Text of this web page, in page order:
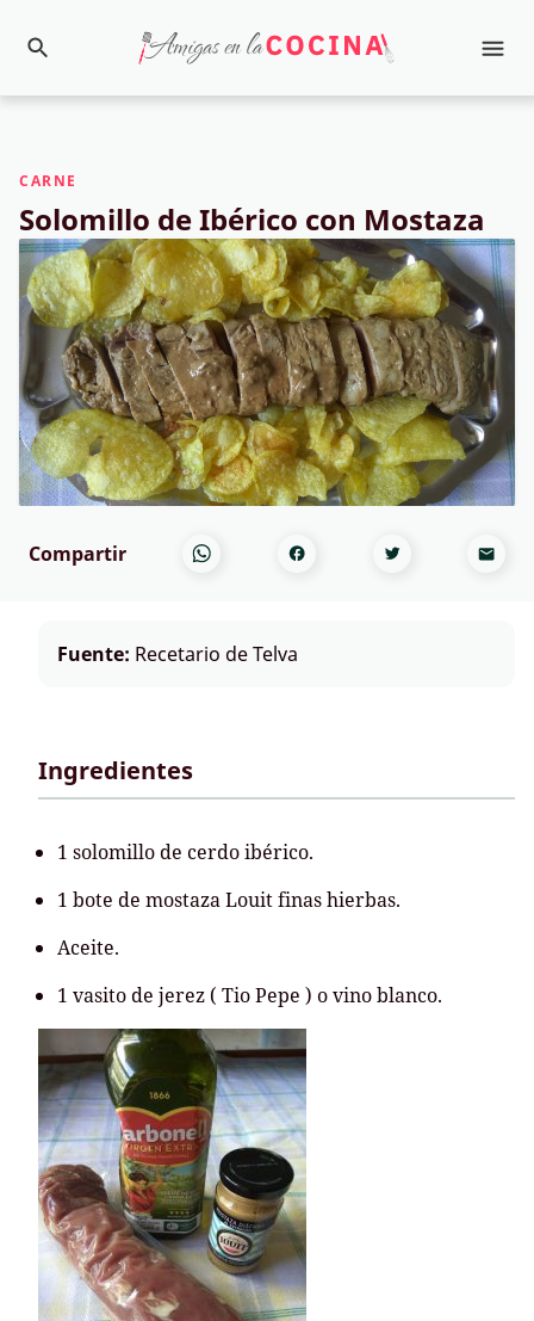
CARNE
Solomillo de Ibérico con Mostaza
Compartir
Fuente: Recetario de Telva
Ingredientes
1 solomillo de cerdo ibérico.
1 bote de mostaza Louit finas hierbas.
Aceite.
1 vasito de jerez ( Tio Pepe ) o vino blanco.